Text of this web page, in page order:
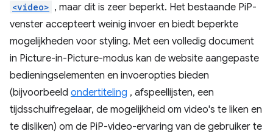
<video> , maar dit is zeer beperkt. Het bestaande PiP-
venster accepteert weinig invoer en biedt beperkte
mogelijkheden voor styling. Met een volledig document
in Picture-in-Picture-modus kan de website aangepaste
bedieningselementen en invoeropties bieden
(bijvoorbeeld ondertiteling , afspeellijsten, een
tijdsschuifregelaar, de mogelijkheid om video's te liken en
te disliken) om de PiP-video-ervaring van de gebruiker te